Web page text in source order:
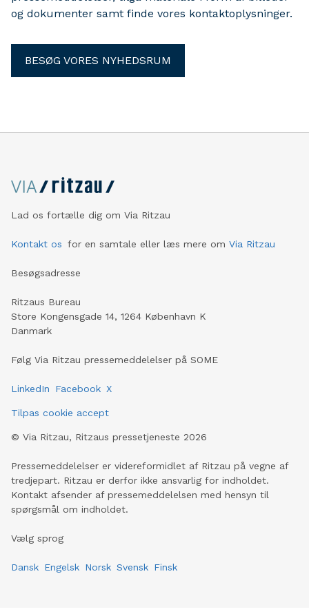
og dokumenter samt finde vores kontaktoplysninger.
BESØG VORES NYHEDSRUM
Lad os fortælle dig om Via Ritzau
Kontakt os for en samtale eller læs mere om Via Ritzau
Besøgsadresse
Ritzaus Bureau
Store Kongensgade 14, 1264 København K
Danmark
Følg Via Ritzau pressemeddelelser på SOME
LinkedIn Facebook X
Tilpas cookie accept
© Via Ritzau, Ritzaus pressetjeneste 2026
Pressemeddelelser er videreformidlet af Ritzau på vegne af
tredjepart. Ritzau er derfor ikke ansvarlig for indholdet.
Kontakt afsender af pressemeddelelsen med hensyn til
spørgsmål om indholdet.
Vælg sprog
Dansk Engelsk Norsk Svensk Finsk